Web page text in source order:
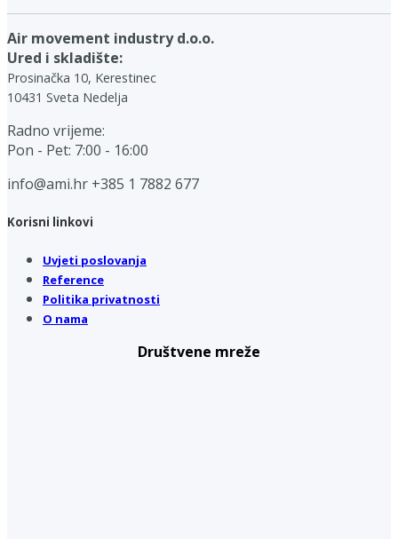
Air movement industry d.o.o.
Ured i skladište:
Prosinačka 10, Kerestinec
10431 Sveta Nedelja
Radno vrijeme:
Pon - Pet: 7:00 - 16:00
info@ami.hr +385 1 7882 677
Korisni linkovi
Uvjeti poslovanja
Reference
Politika privatnosti
O nama
Društvene mreže